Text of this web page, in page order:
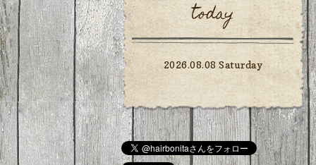
today
2026.08.08 Saturday